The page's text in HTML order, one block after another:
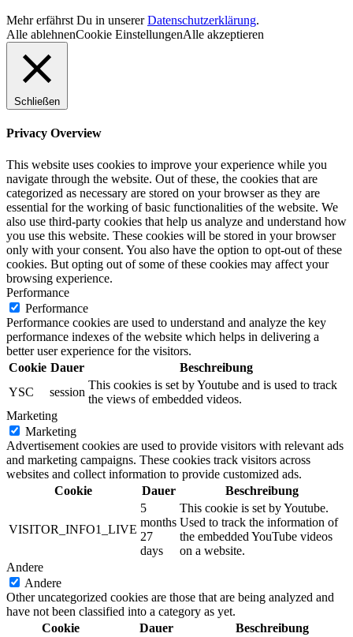
Mehr erfährst Du in unsererDatenschutzerklärung.
Alle ablehnenCookie EinstellungenAlle akzeptieren
Schließen
Privacy Overview
This website uses cookies to improve your experience while you
navigate through the website. Out of these, the cookies that are
categorized as necessary are stored on your browser as they are
essential for the working of basic functionalities of the website. We
also use third-party cookies that help us analyze and understand how
you use this website. These cookies will be stored in your browser
only with your consent. You also have the option to opt-out of these
cookies. But opting out of some of these cookies may affect your
browsing experience.
Performance
Performance
Performance cookies are used to understand and analyze the key
performance indexes of the website which helps in delivering a
better user experience for the visitors.
Cookie Dauer
Beschreibung
YSC
session
This cookies is set by Youtube and is used to track
the views of embedded videos.
Marketing
Marketing
Advertisement cookies are used to provide visitors with relevant ads
and marketing campaigns. These cookies track visitors across
websites and collect information to provide customized ads.
Cookie
Dauer Beschreibung
VISITOR_INFO1_LIVE
5
months
27
days
This cookie is set by Youtube.
Used to track the information of
the embedded YouTube videos
on a website.
Andere
Andere
Other uncategorized cookies are those that are being analyzed and
have not been classified into a category as yet.
Cookie
Dauer Beschreibung